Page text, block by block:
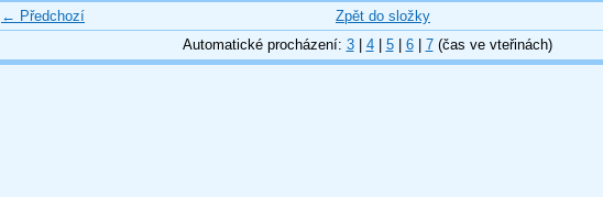
← Předchozí
Zpět do složky
Automatické procházení: 3| 4| 5| 6| 7(čas ve vteřinách)